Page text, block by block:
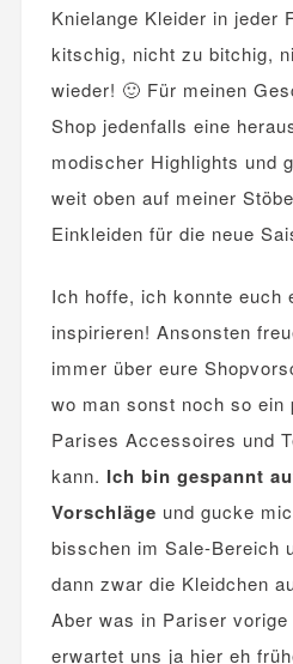
Knielange Kleider in jeder
kitschig, nicht zu bitchig,
wieder! 🙂 Für meinen
Shop jedenfalls eine
modischer Highlights und
weit oben auf meiner
Einkleiden für die neue
Ich hoffe, ich konnte euch
inspirieren! Ansonsten
immer über eure
wo man sonst noch so ein
Parises Accessoires und
kann. Ich bin gespannt
Vorschläge und gucke
bisschen im Sale-Bereich
dann zwar die Kleidchen
Aber was in Pariser vorige
erwartet uns ja hier eh